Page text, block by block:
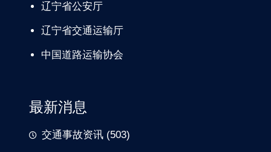
辽宁省公安厅
辽宁省交通运输厅
中国道路运输协会
最新消息
交通事故资讯 (503)